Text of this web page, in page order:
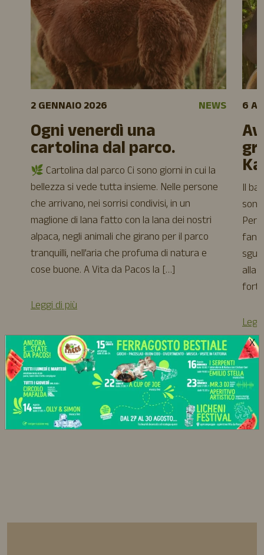
2 GENNAIO 2026 NEWS
Ogni venerdì una
cartolina dal parco.
🌿 Cartolina dal parco Ci sono giorni in cui la
bellezza si vede tutta insieme. Nelle persone
che arrivano, nei sorrisi condivisi, in un
maglione di lana fatto con la lana dei nostri
alpaca, negli animali che girano per il parco
tranquilli, nell’aria che profuma di natura e
cose buone. A Vita da Pacos la […]
Leggi di più
6
Il
alla
Scopri il blog
X